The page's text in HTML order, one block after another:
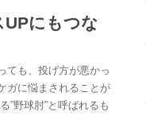
UPにもつな
ても、投げ方が悪かっ
ガに悩まされることが
”野球肘”と呼ばれるも